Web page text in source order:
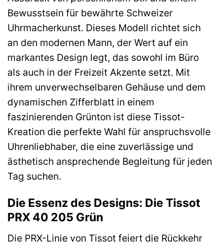
Bewusstsein für bewährte Schweizer
Uhrmacherkunst. Dieses Modell richtet sich
an den modernen Mann, der Wert auf ein
markantes Design legt, das sowohl im Büro
als auch in der Freizeit Akzente setzt. Mit
ihrem unverwechselbaren Gehäuse und dem
dynamischen Zifferblatt in einem
faszinierenden Grünton ist diese Tissot-
Kreation die perfekte Wahl für anspruchsvolle
Uhrenliebhaber, die eine zuverlässige und
ästhetisch ansprechende Begleitung für jeden
Tag suchen.
Die Essenz des Designs: Die Tissot
PRX 40 205 Grün
Die PRX-Linie von Tissot feiert die Rückkehr